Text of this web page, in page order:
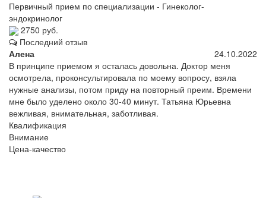
Первичный прием по специализации - Гинеколог-
эндокринолог
2750 руб.
Последний отзыв
Алена
24.10.2022
В принципе приемом я осталась довольна. Доктор меня
осмотрела, проконсультировала по моему вопросу, взяла
нужные анализы, потом приду на повторный преим. Времени
мне было уделено около 30-40 минут. Татьяна Юрьевна
вежливая, внимательная, заботливая.
Квалификация
Внимание
Цена-качество